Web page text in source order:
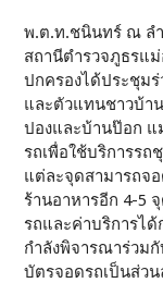
พ.ต.ท.ชนินทร์ ณ ลำ
สถานีตำรวจภูธรแ
ปกครองได้ประชุม
และตัวแทนชาวบ้า
ปองและบ้านป๊อก แ
รถเพื่อใช้บริการร
แต่ละจุดสามารถจ
ร้านอาหารอีก 4-5
รถและค่าบริการไ
กำลังพิจารณาร่วม
บัตรจอดรถเป็นส่ว